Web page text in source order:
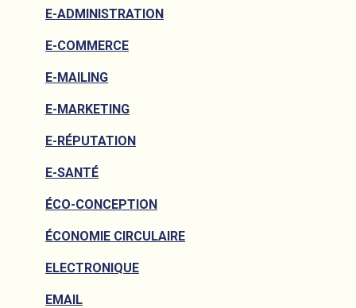
E-ADMINISTRATION
E-COMMERCE
E-MAILING
E-MARKETING
E-RÉPUTATION
E-SANTÉ
ÉCO-CONCEPTION
ÉCONOMIE CIRCULAIRE
ELECTRONIQUE
EMAIL